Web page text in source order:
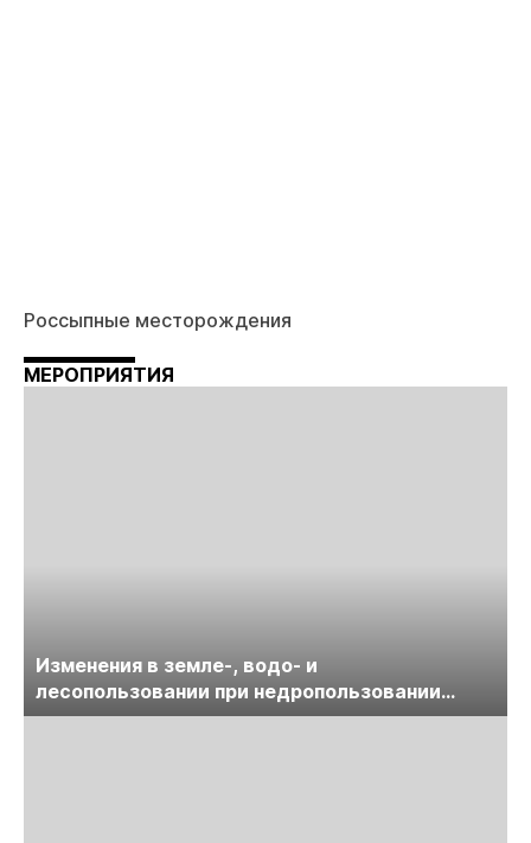
Россыпные месторождения
МЕРОПРИЯТИЯ
Изменения в земле-, водо- и
лесопользовании при недропользовании
обсудят на семинаре «ПравоТЭК»